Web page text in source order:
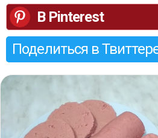
В Pinterest
Поделиться в